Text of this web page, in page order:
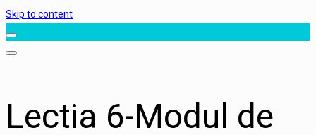
Skip to content
Lectia 6-Modul de